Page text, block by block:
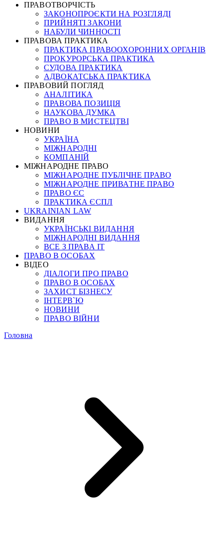
ПРАВОТВОРЧІСТЬ
ЗАКОНОПРОЄКТИ НА РОЗГЛЯДІ
ПРИЙНЯТІ ЗАКОНИ
НАБУЛИ ЧИННОСТІ
ПРАВОВА ПРАКТИКА
ПРАКТИКА ПРАВООХОРОННИХ ОРГАНІВ
ПРОКУРОРСЬКА ПРАКТИКА
СУДОВА ПРАКТИКА
АДВОКАТСЬКА ПРАКТИКА
ПРАВОВИЙ ПОГЛЯД
АНАЛІТИКА
ПРАВОВА ПОЗИЦІЯ
НАУКОВА ДУМКА
ПРАВО В МИСТЕЦТВІ
НОВИНИ
УКРАЇНА
МІЖНАРОДНІ
КОМПАНІЙ
МІЖНАРОДНЕ ПРАВО
МІЖНАРОДНЕ ПУБЛІЧНЕ ПРАВО
МІЖНАРОДНЕ ПРИВАТНЕ ПРАВО
ПРАВО ЄС
ПРАКТИКА ЄСПЛ
UKRAINIAN LAW
ВИДАННЯ
УКРАЇНСЬКІ ВИДАННЯ
МІЖНАРОДНІ ВИДАННЯ
ВСЕ З ПРАВА ІТ
ПРАВО В ОСОБАХ
ВІДЕО
ДІАЛОГИ ПРО ПРАВО
ПРАВО В ОСОБАХ
ЗАХИСТ БІЗНЕСУ
ІНТЕРВ`Ю
НОВИНИ
ПРАВО ВІЙНИ
Головна